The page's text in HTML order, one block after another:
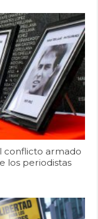
conflicto armado
los periodistas